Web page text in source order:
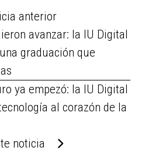
anterior
avanzar: la IU Digital
graduación que
ya empezó: la IU Digital
al corazón de la
noticia